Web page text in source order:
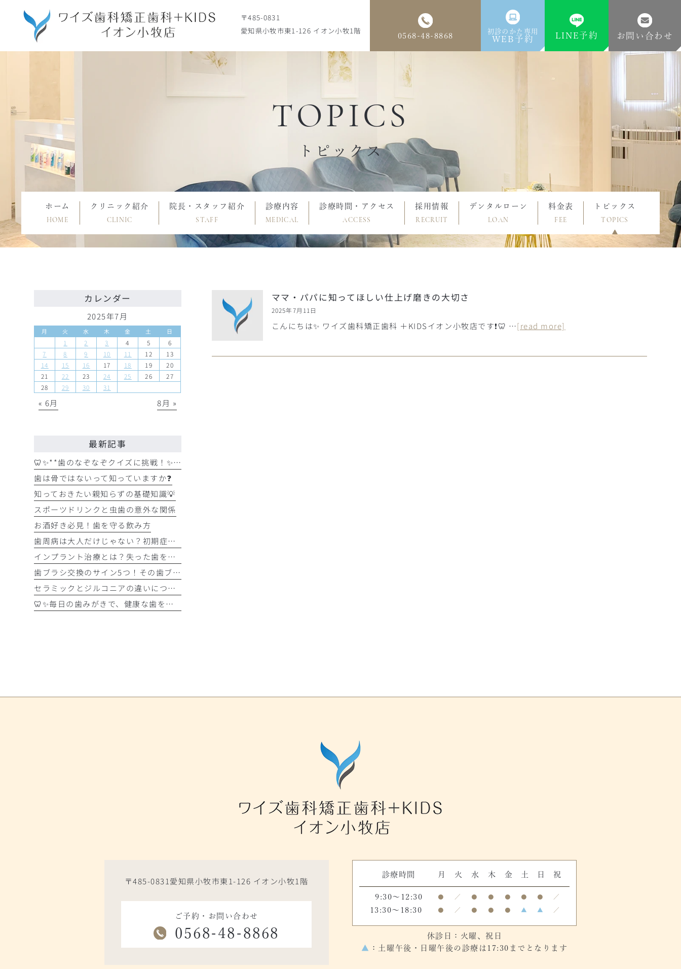
〒485-0831
愛知県小牧市東1-126 イオン小牧1階
0568-48-8868
初診のかた専用
WEB予約 LINE予約 お問い合わせ
ホーム
HOME
クリニック紹介
CLINIC
院長・スタッフ紹介
STAFF
診療内容
MEDICAL
診療時間・アクセス
ACCESS
採用情報
RECRUIT
デンタルローン
LOAN
料金表
FEE
トピックス
TOPICS
TOPICS
トピックス
ママ・パパに知ってほしい仕上げ磨きの大切さ
2025年7月11日
こんにちは✨ ワイズ歯科矯正歯科 ＋KIDSイオン小牧店です❗🦷 …[read more]
カレンダー
2025年7月
月 火 水 木 金 土 日
1 2 3 4 5
6
7
8 9 10 11 12
13
14
15 16 17 18 19
20
21
22 23 24 25 26
27
28
29 30 31
« 6月 8月 »
最新記事
🦷✨**歯のなぞなぞクイズに挑戦！✨🪥
歯は骨ではないって知っていますか❓
知っておきたい親知らずの基礎知識💡
スポーツドリンクと虫歯の意外な関係
お酒好き必見！歯を守る飲み方
歯周病は大人だけじゃない？初期症状をチェック
インプラント治療とは？失った歯を補う選択肢を正しく知りましょう！！
歯ブラシ交換のサイン5つ！その歯ブラシ、まだ使っていませんか？🪥
セラミックとジルコニアの違いについて解説！！
🦷✨毎日の歯みがきで、健康な歯を守りましょう✨🪥
〒485-0831愛知県小牧市東1-126 イオン小牧1階
ご予約・お問い合わせ
0568-48-8868
診療時間 月 火 水 木 金 土 日 祝
9:30～12:30 ● ／ ● ● ● ● ● ／
13:30～18:30 ● ／ ● ● ● ▲ ▲ ／
休診日：火曜、祝日
▲
：土曜午後・日曜午後の診療は17:30までとなります